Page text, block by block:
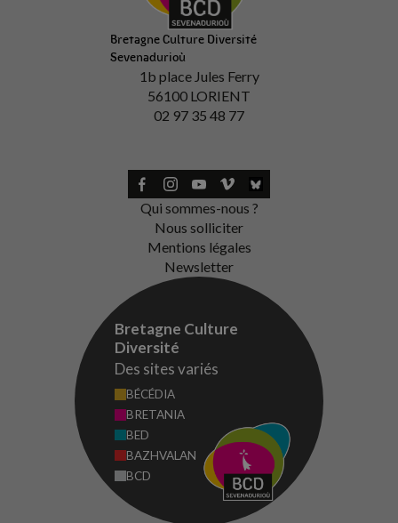
Bretagne Culture Diversité
Sevenadurioù
1b place Jules Ferry
56100 LORIENT
02 97 35 48 77
Qui sommes-nous ?
Nous solliciter
Mentions légales
Newsletter
Bretagne Culture
Diversité
Des sites variés
BÉCÉDIA
BRETANIA
BED
BAZHVALAN
BCD